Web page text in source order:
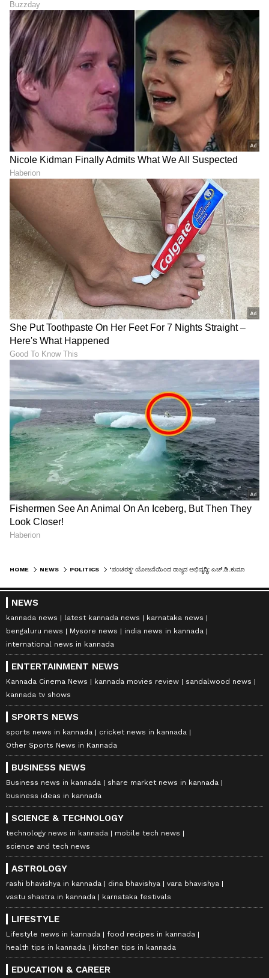
HOME NEWS POLITICS
NEWS
kannada news latest kannada news
karnataka news
bengaluru news
Mysore news
india news in kannada
international news in kannada
ENTERTAINMENT NEWS
Kannada Cinema News kannada movies review
sandalwood news
kannada tv shows
SPORTS NEWS
sports news in kannada
cricket news in kannada
Other Sports News in Kannada
BUSINESS NEWS
Business news in kannada
share market news in kannada
business ideas in kannada
SCIENCE & TECHNOLOGY
technology news in kannada
mobile tech news
science and tech news
ASTROLOGY
rashi bhavishya in kannada dina bhavishya
vara bhavishya
vastu shastra in kannada
karnataka festivals
LIFESTYLE
Lifestyle news in kannada
food recipes in kannada
health tips in kannada
kitchen tips in kannada
EDUCATION & CAREER